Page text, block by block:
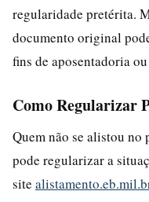
regularidade pretérita.
documento original
fins de aposentadoria
Como Regularizar
Quem não se alistou no
pode regularizar a
site